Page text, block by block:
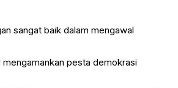
sangat baik dalam mengawal
pesta demokrasi